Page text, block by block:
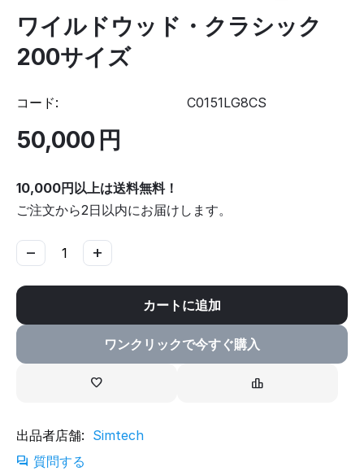
ワイルドウッド・クラシック
200サイズ
コード: C0151LG8CS
50,000 円
10,000円以上は送料無料！
ご注文から2日以内にお届けします。
+
−
カートに追加
ワンクリックで今すぐ購入
出品者店舗: Simtech
質問する